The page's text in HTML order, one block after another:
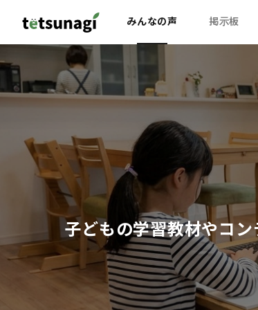
みんなの声 掲示板
子どもの学習教材やコ